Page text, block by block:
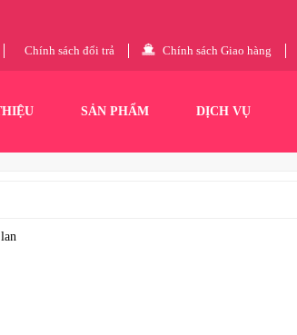
Chính sách đổi trả Chính sách Giao hàng
SẢN PHẨM DỊCH VỤ